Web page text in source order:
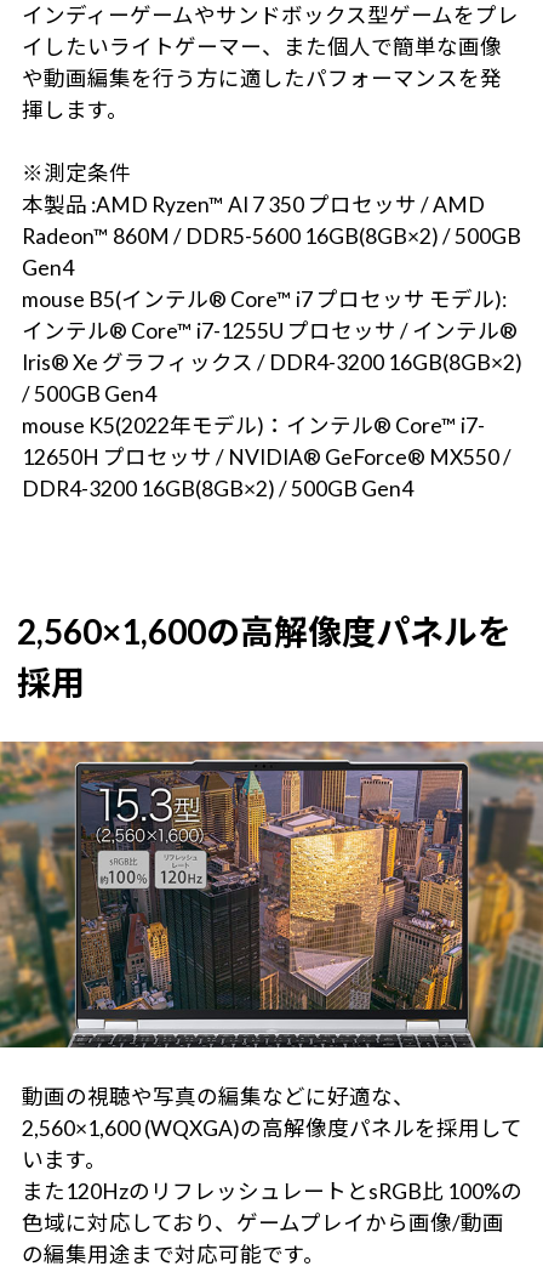
インディーゲームやサンドボックス型ゲームをプレ
イしたいライトゲーマー、また個人で簡単な画像
や動画編集を行う方に適したパフォーマンスを発
揮します。
※測定条件
本製品 :AMD Ryzen™ AI 7 350 プロセッサ / AMD
Radeon™ 860M / DDR5-5600 16GB(8GB×2) / 500GB
Gen4
mouse B5(インテル® Core™ i7 プロセッサ モデル):
インテル® Core™ i7-1255U プロセッサ / インテル®
Iris® Xe グラフィックス / DDR4-3200 16GB(8GB×2)
/ 500GB Gen4
mouse K5(2022年モデル)：インテル® Core™ i7-
12650H プロセッサ / NVIDIA® GeForce® MX550 /
DDR4-3200 16GB(8GB×2) / 500GB Gen4
2,560×1,600の高解像度パネルを
採用
動画の視聴や写真の編集などに好適な、
2,560×1,600 (WQXGA)の高解像度パネルを採用して
います。
また120HzのリフレッシュレートとsRGB比 100%の
色域に対応しており、ゲームプレイから画像/動画
の編集用途まで対応可能です。